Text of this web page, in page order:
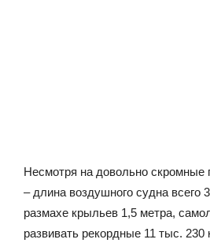
Несмотря на довольно скромные
– длина воздушного судна всего
размахе крыльев 1,5 метра,
развивать рекордные 11 тыс. 230